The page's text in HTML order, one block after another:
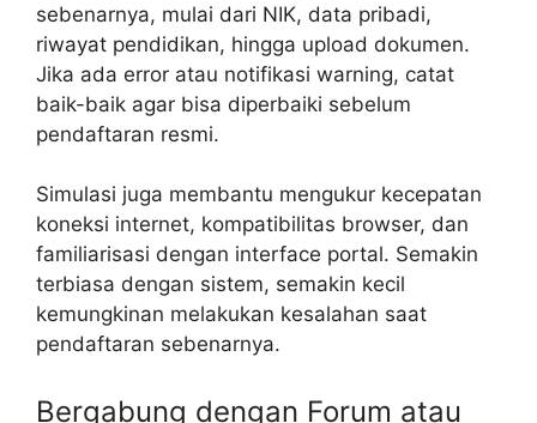
sebenarnya, mulai dari NIK, data pribadi,
riwayat pendidikan, hingga upload dokumen.
Jika ada error atau notifikasi warning, catat
baik-baik agar bisa diperbaiki sebelum
pendaftaran resmi.
Simulasi juga membantu mengukur kecepatan
koneksi internet, kompatibilitas browser, dan
familiarisasi dengan interface portal. Semakin
terbiasa dengan sistem, semakin kecil
kemungkinan melakukan kesalahan saat
pendaftaran sebenarnya.
Bergabung dengan Forum atau